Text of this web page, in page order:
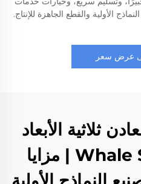
الأولية والقطع الجاهزة للإنتاج.
عرض سعر
ثلاثية الأبعاد
من Whale Stone 3D | مزايا